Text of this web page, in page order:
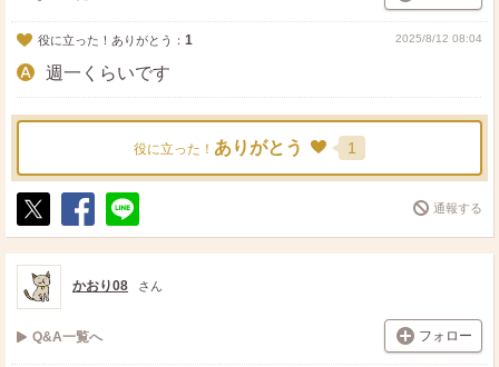
役に立った！ありがとう： 1 2025/8/12 08:04
週一くらいです
役に立った！ ありがとう 1
ポ
ス
ト
シ
ェ
送
る
通報する
かおり08 さん
Q&A一覧へ フォロー